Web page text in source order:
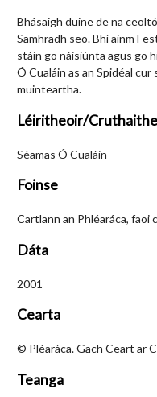
Bhásaigh duine de na
Samhradh seo. Bhí ainm
stáin go náisiúnta agus go
Ó Cualáin as an Spidéal cur
muinteartha.
Léiritheoir/
Séamas Ó Cualáin
Foinse
Cartlann an Phléaráca, faoi
Dáta
2001
Cearta
© Pléaráca. Gach Ceart ar
Teanga